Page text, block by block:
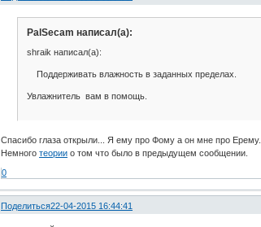
PalSecam написал(а):
shraik написал(а):
Поддерживать влажность в заданных пределах.
Увлажнитель вам в помощь.
Спасибо глаза открыли... Я ему про Фому а он мне про Ерему.
Немноготеории о том что было в предыдущем сообщении.
0
Поделиться22-04-2015 16:44:41